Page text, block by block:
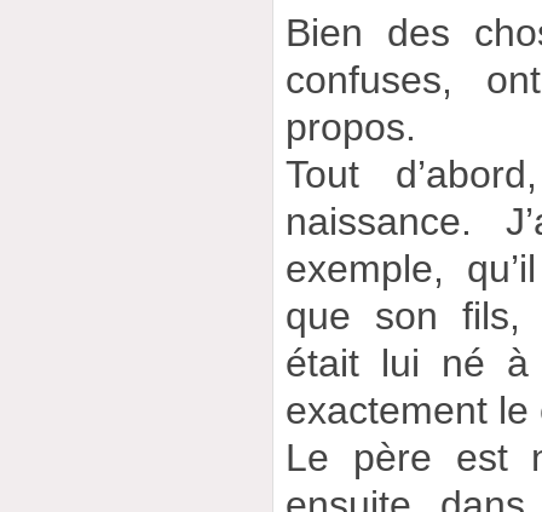
Bien des
confuses,
propos.
Tout
naissance.
exemple,
que son fils,
était lui né à
exactement le
Le père est